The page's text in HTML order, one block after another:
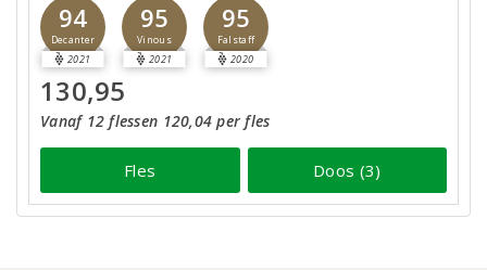
94
Decanter
2021
95
Vinous
2021
95
Falstaff
2020
130,95
Vanaf 12 flessen 120,04 per fles
Fles Doos (3)